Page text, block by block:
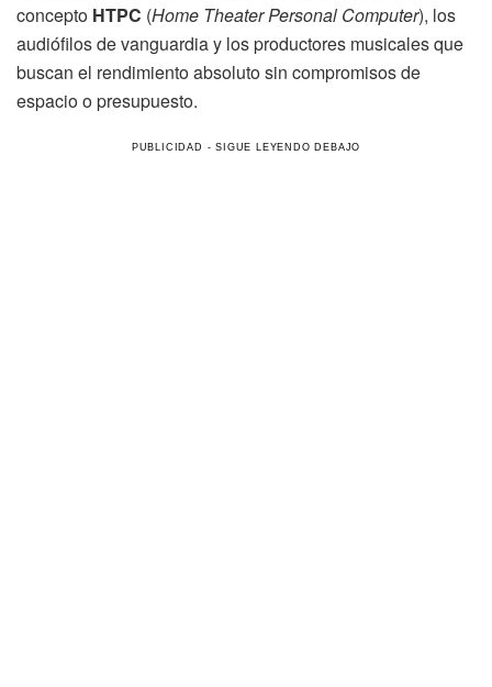
concepto HTPC (Home Theater Personal Computer), los
audiófilos de vanguardia y los productores musicales que
buscan el rendimiento absoluto sin compromisos de
espacio o presupuesto.